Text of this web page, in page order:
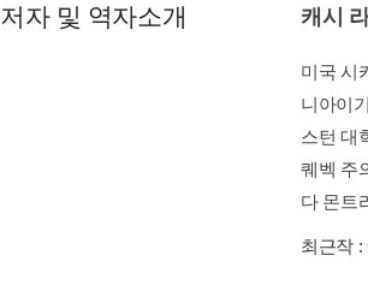
저자 및 역자소개 캐시
미국 시
니아이
스턴 대
퀘벡 주
다 몬트
최근작 :